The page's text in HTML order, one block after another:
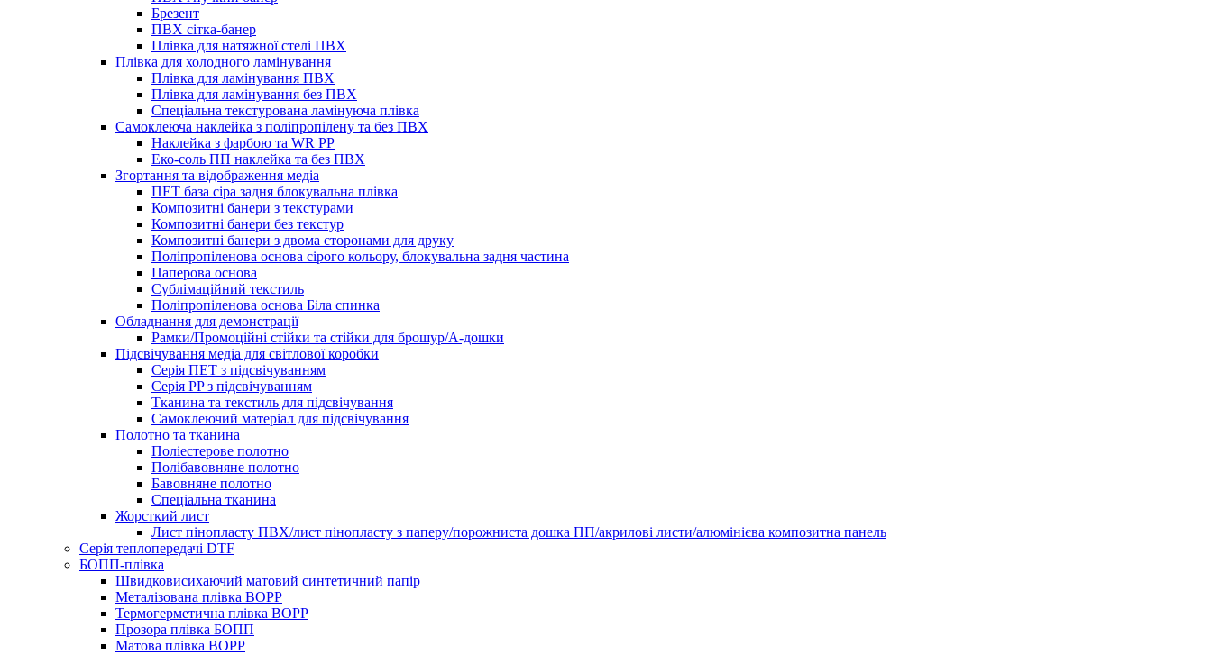
Брезент
ПВХ сітка-банер
Плівка для натяжної стелі ПВХ
Плівка для холодного ламінування
Плівка для ламінування ПВХ
Плівка для ламінування без ПВХ
Спеціальна текстурована ламінуюча плівка
Самоклеюча наклейка з поліпропілену та без ПВХ
Наклейка з фарбою та WR PP
Еко-соль ПП наклейка та без ПВХ
Згортання та відображення медіа
ПЕТ база сіра задня блокувальна плівка
Композитні банери з текстурами
Композитні банери без текстур
Композитні банери з двома сторонами для друку
Поліпропіленова основа сірого кольору, блокувальна задня частина
Паперова основа
Сублімаційний текстиль
Поліпропіленова основа Біла спинка
Обладнання для демонстрації
Рамки/Промоційні стійки та стійки для брошур/А-дошки
Підсвічування медіа для світлової коробки
Серія ПЕТ з підсвічуванням
Серія PP з підсвічуванням
Тканина та текстиль для підсвічування
Самоклеючий матеріал для підсвічування
Полотно та тканина
Поліестерове полотно
Полібавовняне полотно
Бавовняне полотно
Спеціальна тканина
Жорсткий лист
Лист пінопласту ПВХ/лист пінопласту з паперу/порожниста дошка ПП/акрилові листи/алюмінієва композитна панель
Серія теплопередачі DTF
БОПП-плівка
Швидковисихаючий матовий синтетичний папір
Металізована плівка BOPP
Термогерметична плівка BOPP
Прозора плівка БОПП
Матова плівка BOPP